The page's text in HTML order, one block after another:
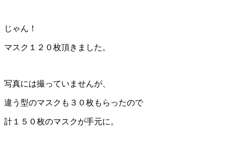
じゃん！
マスク１２０枚頂きました。
写真には撮っていませんが、
違う型のマスクも３０枚もらったので
計１５０枚のマスクが手元に。